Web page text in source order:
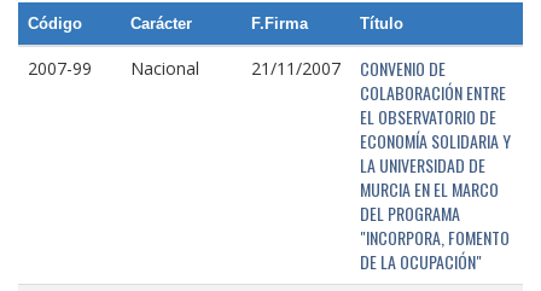
Código Carácter F.Firma Título
2007-99 Nacional 21/11/2007
CONVENIO DE
COLABORACIÓN ENTRE
EL OBSERVATORIO DE
ECONOMÍA SOLIDARIA Y
LA UNIVERSIDAD DE
MURCIA EN EL MARCO
DEL PROGRAMA
"INCORPORA, FOMENTO
DE LA OCUPACIÓN"